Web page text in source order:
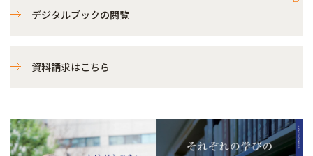
デジタルブックの閲覧
資料請求はこちら